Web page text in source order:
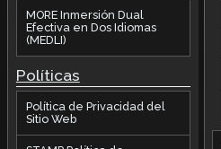
MORE Inmersión Dual
Efectiva en Dos Idiomas
(MEDLI)
Políticas
Política de Privacidad del
Sitio Web